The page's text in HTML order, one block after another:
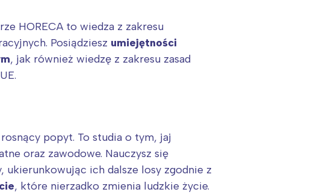
HORECA to wiedza z zakresu
Posiądziesz umiejętności
, jak również wiedzę z zakresu zasad
popyt. To studia o tym, jaj
oraz zawodowe. Nauczysz się
ukierunkowując ich dalsze losy zgodnie z
, które nierzadko zmienia ludzkie życie.